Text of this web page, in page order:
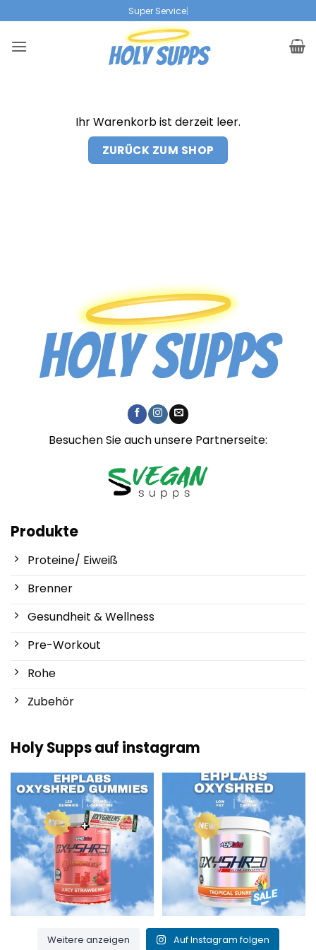
Inhalt
springen
|
Ihr Warenkorb ist derzeit leer.
ZURÜCK ZUM SHOP
Besuchen Sie auch unsere Partnerseite:
Produkte
Proteine/ Eiweiß
Brenner
Gesundheit & Wellness
Pre-Workout
Rohe
Zubehör
Holy Supps auf instagram
Neu bei Holy Supps 🍬⚡
Die OxyShred Gummies von...
3 0
Mit wenig Fett und 150 mg Koffein
pro Portion! ⚡...
0 2
Weitere anzeigen Auf Instagram folgen